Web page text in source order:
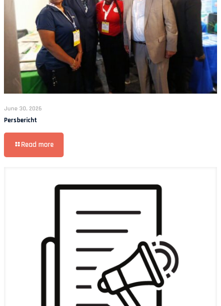
June 30, 2026
Persbericht
Read more